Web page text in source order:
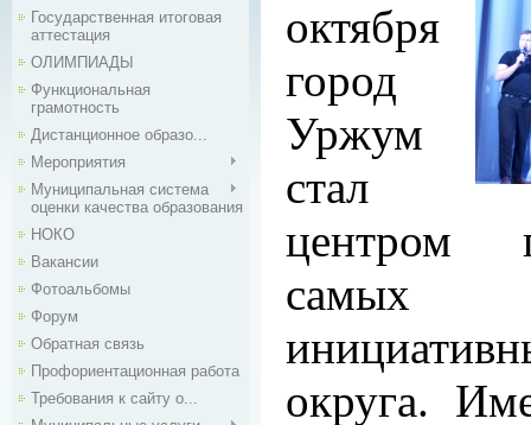
Государственная итоговая
аттестация
ОЛИМПИАДЫ
Функциональная
грамотность
Дистанционное образо...
Мероприятия
Муниципальная система
оценки качества образования
НОКО
Вакансии
Фотоальбомы
Форум
Обратная связь
Профориентационная работа
Требования к сайту о...
октября
город
Уржум
стал
центром
самых
округа.